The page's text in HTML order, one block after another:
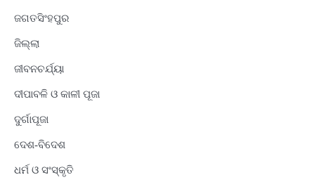
ଜଗତସିଂହପୁର
ଜିଲ୍ଲା
ଜୀବନଚର୍ଯ୍ୟା
ଦୀପାବଳି ଓ କାଳୀ ପୂଜା
ଦୁର୍ଗାପୂଜା
ଦେଶ-ବିଦେଶ
ଧର୍ମ ଓ ସଂସ୍କୃତି